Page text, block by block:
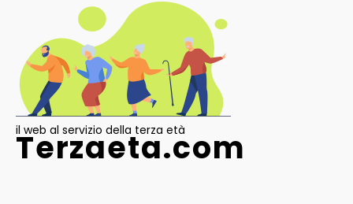
il web al servizio della terza età
Terzaeta.com